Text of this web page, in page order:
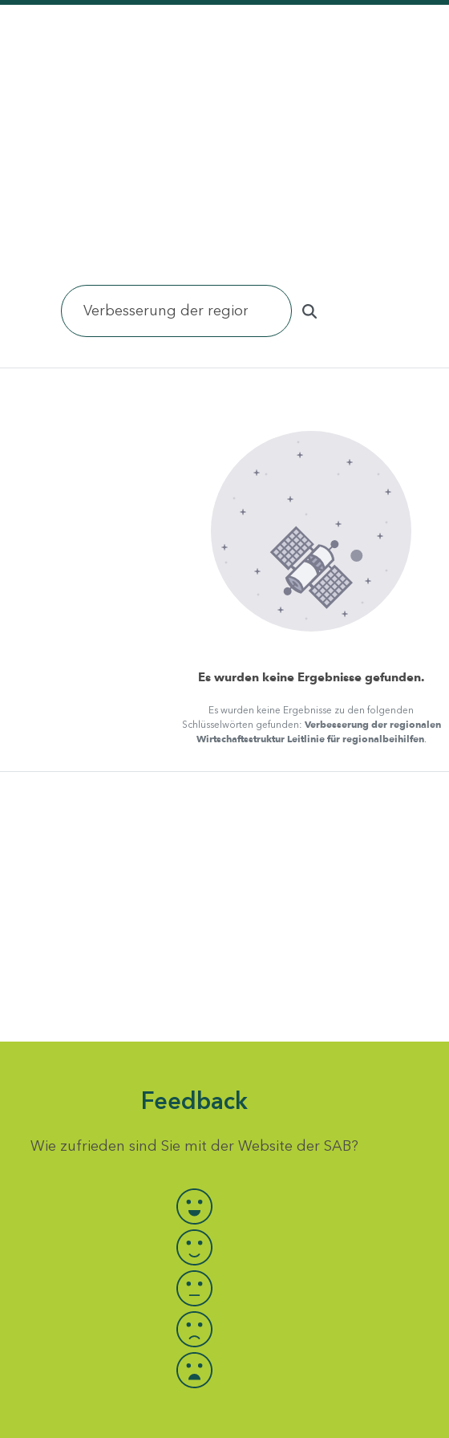
Es wurden keine Ergebnisse gefunden.
Es wurden keine Ergebnisse zu den folgenden
Schlüsselwörten gefunden: Verbesserung der regionalen
Wirtschaftsstruktur Leitlinie für regionalbeihilfen.
Feedback
Wie zufrieden sind Sie mit der Website der SAB?
Bewertung auswählen